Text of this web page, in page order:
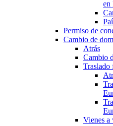
en
Permiso de
Cambio de
Atrás
Cambio
Traslado
Vienes a